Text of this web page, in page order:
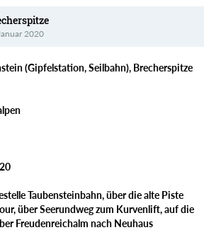
2020
(Gipfelstation, Seilbahn), Brecherspitze
Taubensteinbahn, über die alte Piste
über Seerundweg zum Kurvenlift, auf die
Freudenreichalm nach Neuhaus